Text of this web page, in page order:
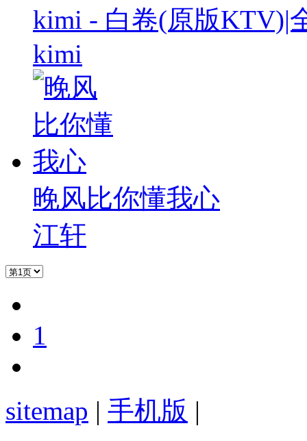
kimi - 白卷(原版KTV)|
kimi
晚风比你懂我心
江轩
1
sitemap | 手机版 |